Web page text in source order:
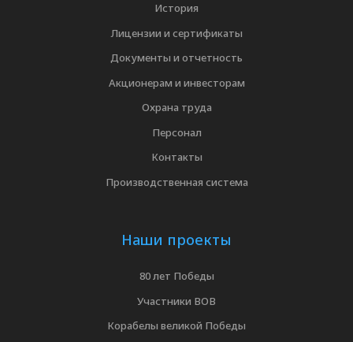
История
Лицензии и сертификаты
Документы и отчетность
Акционерам и инвесторам
Охрана труда
Персонал
Контакты
Производственная система
Наши проекты
80 лет Победы
Участники ВОВ
Корабелы великой Победы